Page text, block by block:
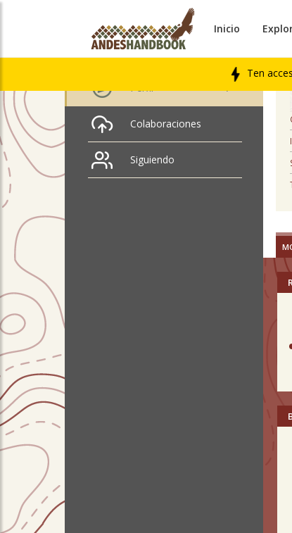
Inicio
Ten
Alan Muñoz Ferrada
Perfil
Colaboraciones
Siguiendo